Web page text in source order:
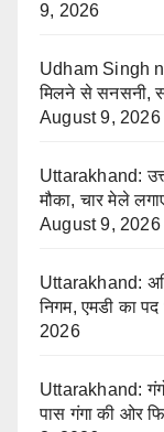
9, 2026
Udham Singh
मिलने से सनसनी,
August 9, 2026
Uttarakhand:
मौका, चार मेले
August 9, 2026
Uttarakhand:
निगम, एमडी का
2026
Uttarakhand:
पास गंगा की ओर